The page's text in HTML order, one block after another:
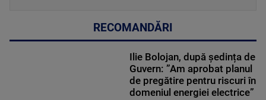
RECOMANDĂRI
Ilie Bolojan, după ședința de
Guvern: ”Am aprobat planul
de pregătire pentru riscuri în
domeniul energiei electrice”